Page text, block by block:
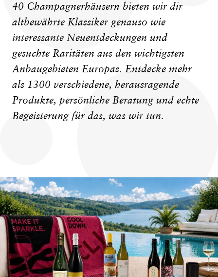
40 Champagnerhäusern bieten wir dir
altbewährte Klassiker genauso wie
interessante Neuentdeckungen und
gesuchte Raritäten aus den wichtigsten
Anbaugebieten Europas. Entdecke mehr
als 1300 verschiedene, herausragende
Produkte, persönliche Beratung und echte
Begeisterung für das, was wir tun.